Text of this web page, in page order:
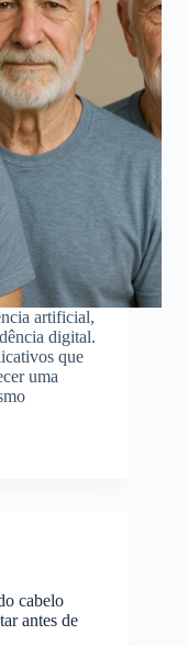
artificial,
digital.
que
uma
cabelo
antes de